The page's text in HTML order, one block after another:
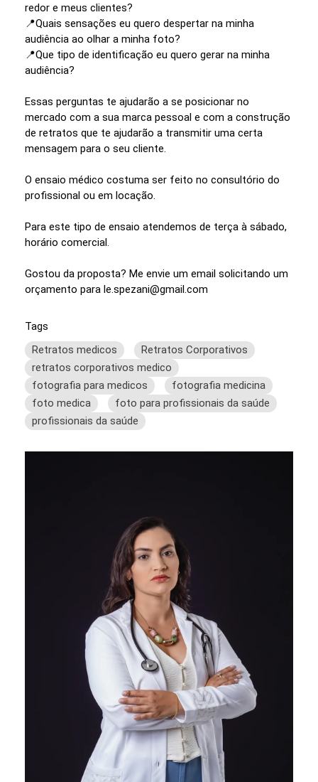
redor e meus clientes?
📍Quais sensações eu quero despertar na minha
audiência ao olhar a minha foto?
📍Que tipo de identificação eu quero gerar na minha
audiência?
Essas perguntas te ajudarão a se posicionar no
mercado com a sua marca pessoal e com a construção
de retratos que te ajudarão a transmitir uma certa
mensagem para o seu cliente.
O ensaio médico costuma ser feito no consultório do
profissional ou em locação.
Para este tipo de ensaio atendemos de terça à sábado,
horário comercial.
Gostou da proposta? Me envie um email solicitando um
orçamento para le.spezani@gmail.com
Tags
Retratos medicos
Retratos Corporativos
retratos corporativos medico
fotografia para medicos
fotografia medicina
foto medica
foto para profissionais da saúde
profissionais da saúde